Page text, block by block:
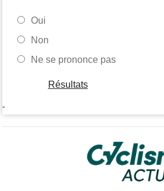
Oui
Non
Ne se prononce pas
Résultats
-